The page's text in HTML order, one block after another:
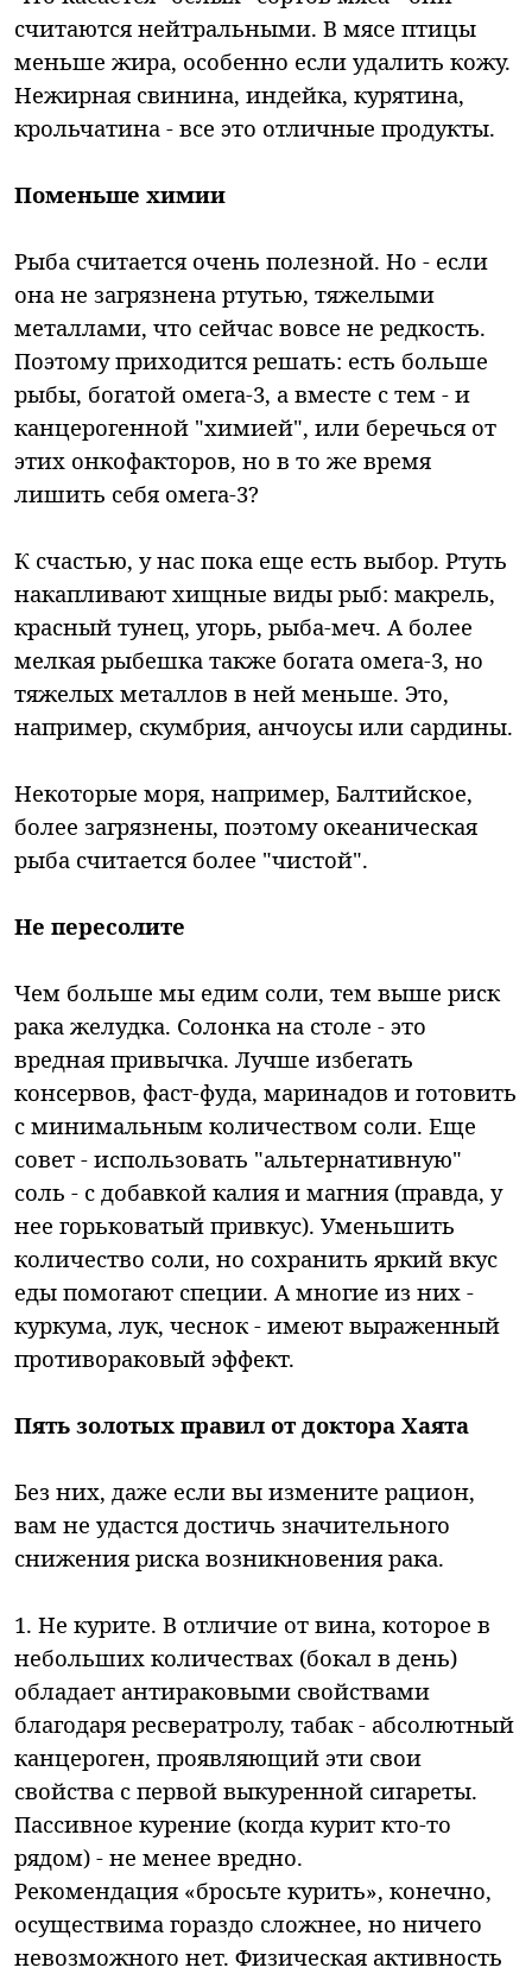
считаются нейтральными. В мясе птицы
меньше жира, особенно если удалить кожу.
Нежирная свинина, индейка, курятина,
крольчатина - все это отличные продукты.
Поменьше химии
Рыба считается очень полезной. Но - если
она не загрязнена ртутью, тяжелыми
металлами, что сейчас вовсе не редкость.
Поэтому приходится решать: есть больше
рыбы, богатой омега-3, а вместе с тем - и
канцерогенной "химией", или беречься от
этих онкофакторов, но в то же время
лишить себя омега-3?
К счастью, у нас пока еще есть выбор. Ртуть
накапливают хищные виды рыб: макрель,
красный тунец, угорь, рыба-меч. А более
мелкая рыбешка также богата омега-3, но
тяжелых металлов в ней меньше. Это,
например, скумбрия, анчоусы или сардины.
Некоторые моря, например, Балтийское,
более загрязнены, поэтому океаническая
рыба считается более "чистой".
Не пересолите
Чем больше мы едим соли, тем выше риск
рака желудка. Солонка на столе - это
вредная привычка. Лучше избегать
консервов, фаст-фуда, маринадов и готовить
с минимальным количеством соли. Еще
совет - использовать "альтернативную"
соль - с добавкой калия и магния (правда, у
нее горьковатый привкус). Уменьшить
количество соли, но сохранить яркий вкус
еды помогают специи. А многие из них -
куркума, лук, чеснок - имеют выраженный
противораковый эффект.
Пять золотых правил от доктора Хаята
Без них, даже если вы измените рацион,
вам не удастся достичь значительного
снижения риска возникновения рака.
1. Не курите. В отличие от вина, которое в
небольших количествах (бокал в день)
обладает антираковыми свойствами
благодаря ресвератролу, табак - абсолютный
канцероген, проявляющий эти свои
свойства с первой выкуренной сигареты.
Пассивное курение (когда курит кто-то
рядом) - не менее вредно.
Рекомендация «бросьте курить», конечно,
осуществима гораздо сложнее, но ничего
невозможного нет. Физическая активность